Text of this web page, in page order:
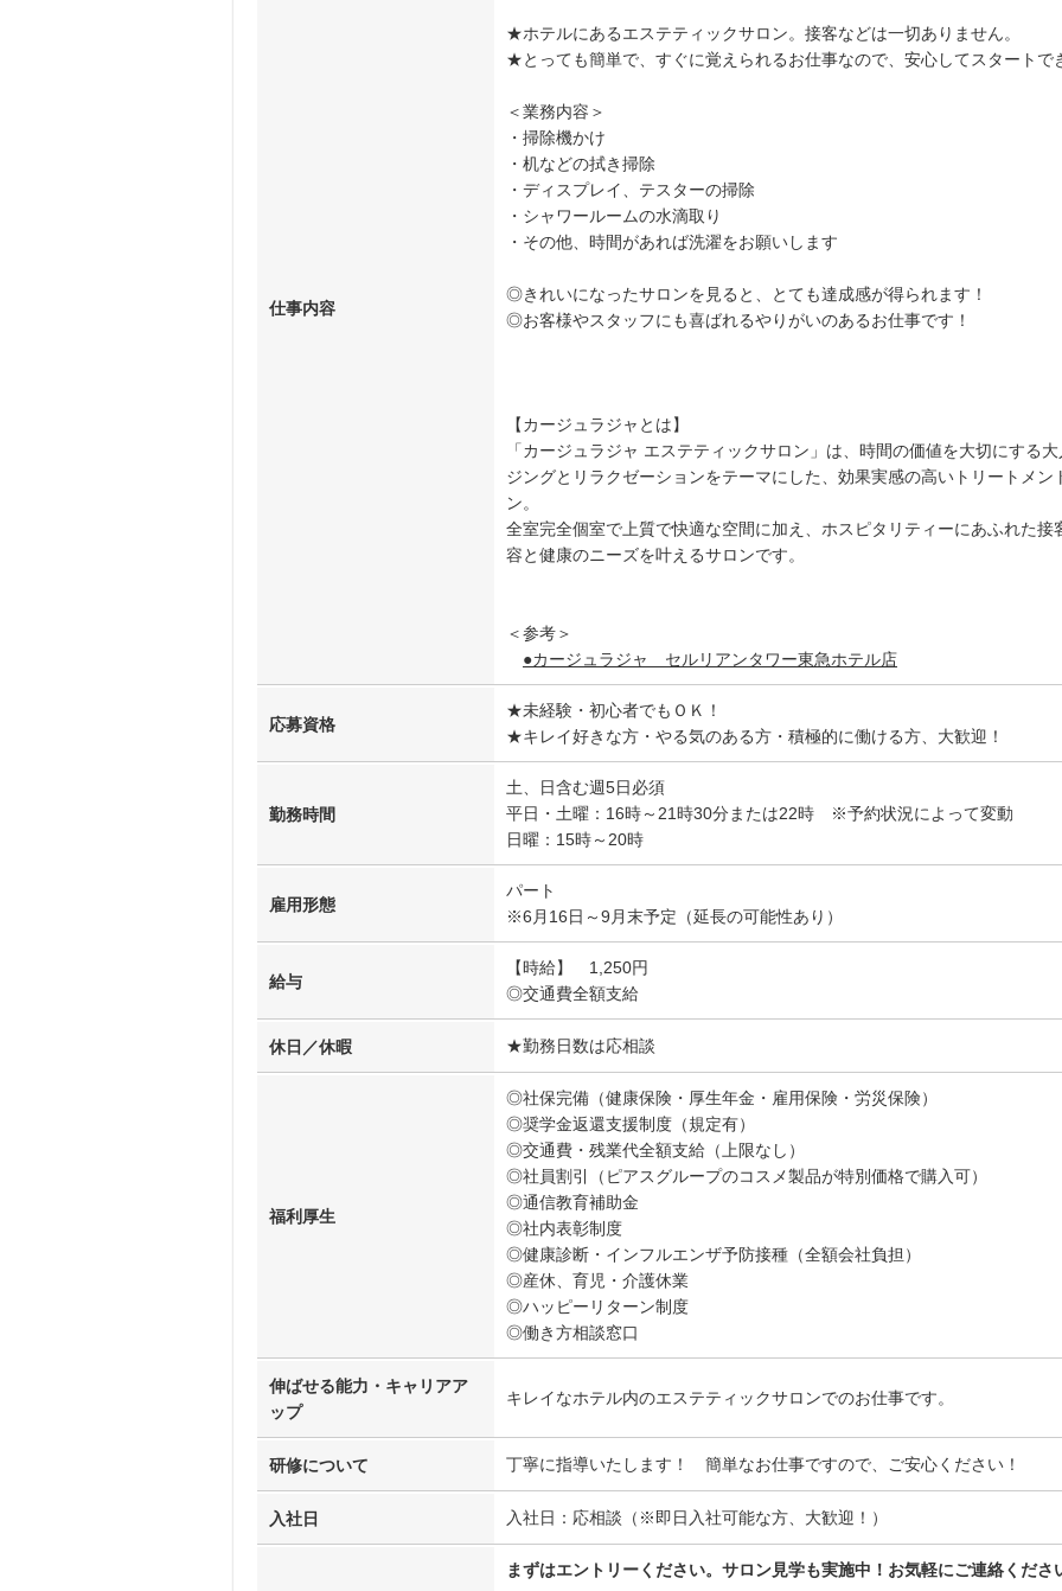
仕事内容
★ホテルにあるエステティックサロン。接客などは一切ありません。
★とっても簡単で、すぐに覚えられるお仕事なので、安心してスタートで
＜業務内容＞
・掃除機かけ
・机などの拭き掃除
・ディスプレイ、テスターの掃除
・シャワールームの水滴取り
・その他、時間があれば洗濯をお願いします
◎きれいになったサロンを見ると、とても達成感が得られます！
◎お客様やスタッフにも喜ばれるやりがいのあるお仕事です！
【カージュラジャとは】
「カージュラジャ エステティックサロン」は、時間の価値を大切にする
ジングとリラクゼーションをテーマにした、効果実感の高いトリートメ
ン。
全室完全個室で上質で快適な空間に加え、ホスピタリティーにあふれた
容と健康のニーズを叶えるサロンです。
＜参考＞
●カージュラジャ セルリアンタワー東急ホテル店
応募資格
★未経験・初心者でもＯＫ！
★キレイ好きな方・やる気のある方・積極的に働ける方、大歓迎！
勤務時間
土、日含む週5日必須
平日・土曜：16時～21時30分または22時 ※予約状況によって変動
日曜：15時～20時
雇用形態
パート
※6月16日～9月末予定（延長の可能性あり）
給与
【時給】 1,250円
◎交通費全額支給
休日／休暇 ★勤務日数は応相談
福利厚生
◎社保完備（健康保険・厚生年金・雇用保険・労災保険）
◎奨学金返還支援制度（規定有）
◎交通費・残業代全額支給（上限なし）
◎社員割引（ピアスグループのコスメ製品が特別価格で購入可）
◎通信教育補助金
◎社内表彰制度
◎健康診断・インフルエンザ予防接種（全額会社負担）
◎産休、育児・介護休業
◎ハッピーリターン制度
◎働き方相談窓口
伸ばせる能力・キャリアア
ップ
キレイなホテル内のエステティックサロンでのお仕事です。
研修について 丁寧に指導いたします！ 簡単なお仕事ですので、ご安心ください！
入社日 入社日：応相談（※即日入社可能な方、大歓迎！）
まずはエントリーください。サロン見学も実施中！お気軽にご連絡くださ